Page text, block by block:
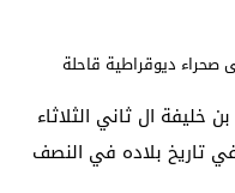
خليفة ال ثاني الثلاثاء
تاريخ بلاده في النصف